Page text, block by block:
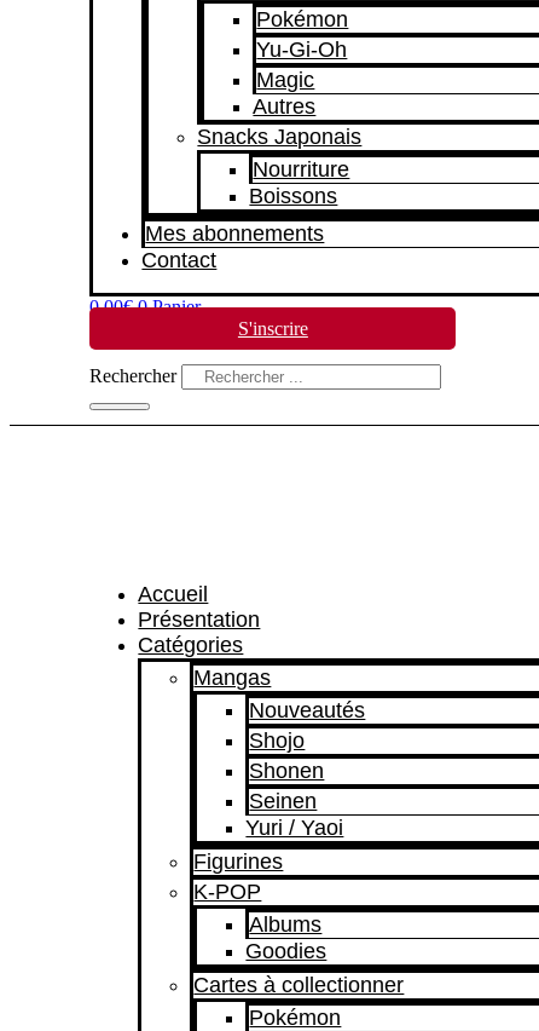
Pokémon
Yu-Gi-Oh
Magic
Autres
Snacks Japonais
Nourriture
Boissons
Mes abonnements
Contact
0,00€ 0 Panier
S'inscrire
Rechercher
Accueil
Présentation
Catégories
Mangas
Nouveautés
Shojo
Shonen
Seinen
Yuri / Yaoi
Figurines
K-POP
Albums
Goodies
Cartes à collectionner
Pokémon